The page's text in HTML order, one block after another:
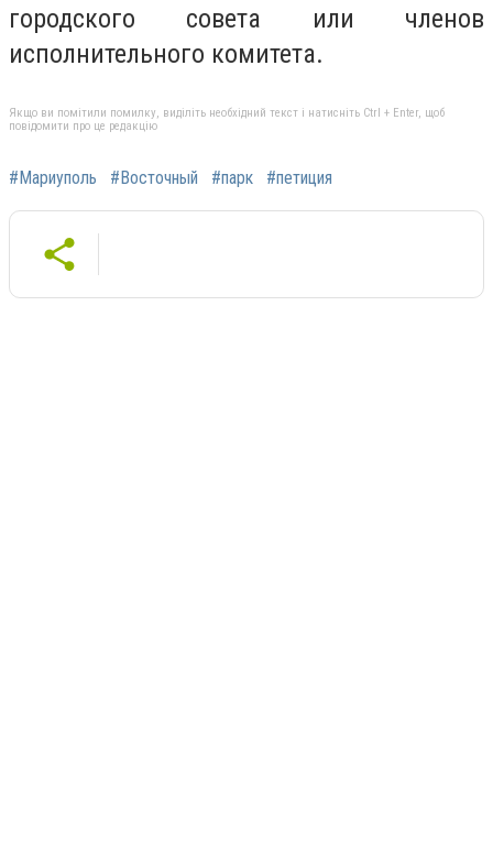
городского совета или членов
исполнительного комитета.
Якщо ви помітили помилку, виділіть необхідний текст і натисніть Ctrl + Enter, щоб
повідомити про це редакцію
#Мариуполь #Восточный #парк #петиция